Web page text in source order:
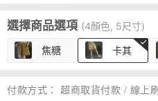
選擇商品選項 (4顏色, 5尺寸)
焦糖 卡其
付款方式：
超商取貨付款 / 線上